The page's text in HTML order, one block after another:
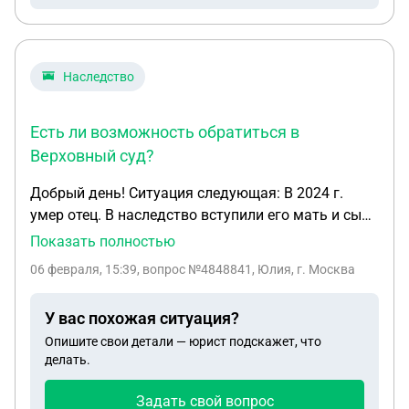
Наследство
Есть ли возможность обратиться в
Верховный суд?
Добрый день! Ситуация следующая: В 2024 г.
умер отец. В наследство вступили его мать и сын.
На наследников подали в суд двое истцов (это не
Недавно состоялось кассационное слушание, где
жалобы. Исход такой, что посколько истцов двое,
каждому солидарно ответчики должны
выплатить по 1,2 млн (суммарно около 2,5 млн).
Показать полностью
06 февраля, 15:39, вопрос №4848841, Юлия, г. Москва
У вас похожая ситуация?
Опишите свои детали — юрист подскажет, что
делать.
Задать свой вопрос